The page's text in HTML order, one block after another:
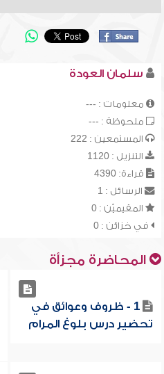
سلمان العودة
معلومات : ---
ملحوظة : ---
المستمعين : 222
التنزيل : 1120
قراءة: 4390
الرسائل : 1
المقيميّن : 0
في خزائن : 0
المحاضرة مجزأة
1 - ظروف وعوائق في
تحضير درس بلوغ المرام